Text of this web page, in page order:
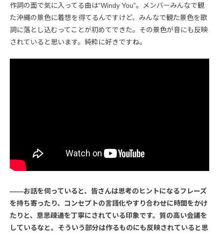
作詞の面で気に入ってる曲は“Windy You”。メンバーみんなで観
た沖縄の景色に着想を得てるんですけど、みんなで観た景色を歌
詞に落とし込むってことが初めてできた。その景色が音にも反映
されていると思います。純粋に好きですね。
――お話を伺っていると、皆さんは思考のヒントになるフレーズ
を持ち寄ったり、コンセプトの言語化やすり合わせに時間をかけ
たりと、意思疎通を丁寧にされている印象です。質の高い会議を
しているなと。そういう部分は作るものにも反映されていると思